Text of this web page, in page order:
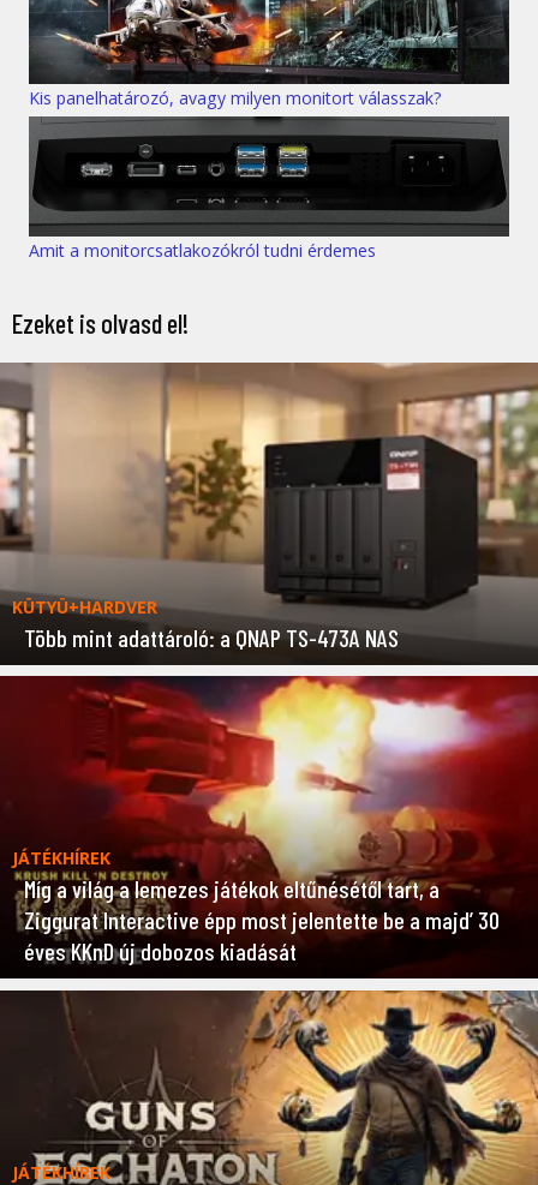
Kis panelhatározó, avagy milyen monitort válasszak?
Amit a monitorcsatlakozókról tudni érdemes
Ezeket is olvasd el!
KÜTYÜ+HARDVER
Több mint adattároló: a QNAP TS-473A NAS
JÁTÉKHÍREK
Míg a világ a lemezes játékok eltűnésétől tart, a
Ziggurat Interactive épp most jelentette be a majd’ 30
éves KKnD új dobozos kiadását
JÁTÉKHÍREK